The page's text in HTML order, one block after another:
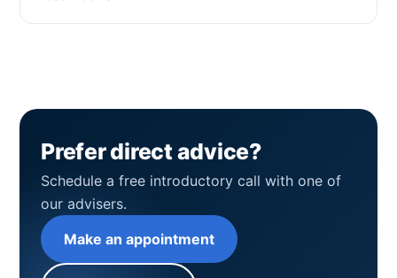
Prefer direct advice?
Schedule a free introductory call with one of
our advisers.
Make an appointment